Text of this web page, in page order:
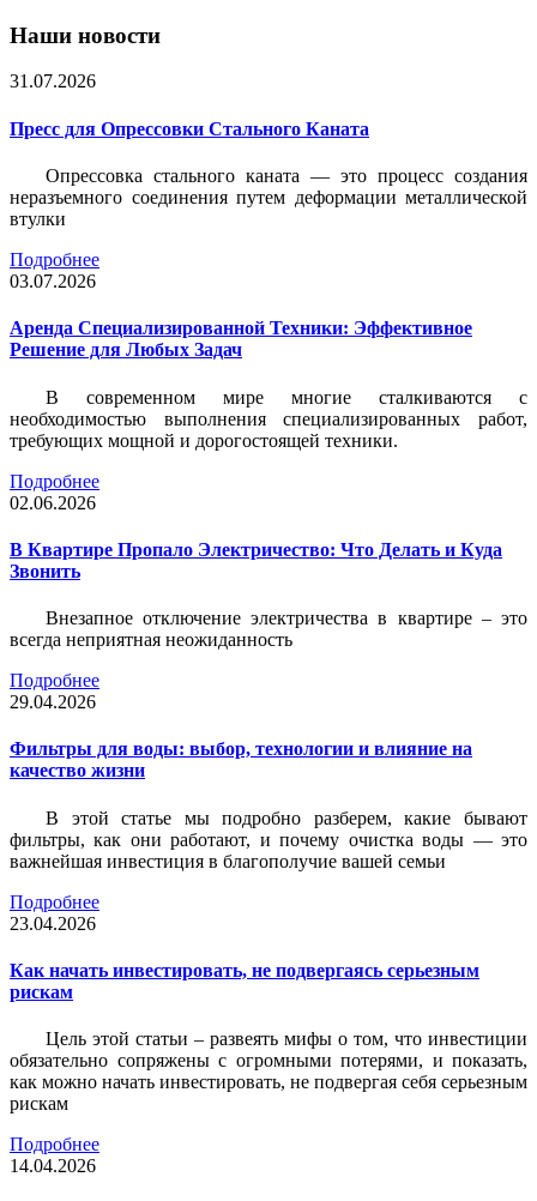
Наши новости
31.07.2026
Пресс для Опрессовки Стального Каната
Опрессовка стального каната — это процесс создания
неразъемного соединения путем деформации металлической
втулки
Подробнее
03.07.2026
Аренда Специализированной Техники: Эффективное
Решение для Любых Задач
В современном мире многие сталкиваются с
необходимостью выполнения специализированных работ,
требующих мощной и дорогостоящей техники.
Подробнее
02.06.2026
В Квартире Пропало Электричество: Что Делать и Куда
Звонить
Внезапное отключение электричества в квартире – это
всегда неприятная неожиданность
Подробнее
29.04.2026
Фильтры для воды: выбор, технологии и влияние на
качество жизни
В этой статье мы подробно разберем, какие бывают
фильтры, как они работают, и почему очистка воды — это
важнейшая инвестиция в благополучие вашей семьи
Подробнее
23.04.2026
Как начать инвестировать, не подвергаясь серьезным
рискам
Цель этой статьи – развеять мифы о том, что инвестиции
обязательно сопряжены с огромными потерями, и показать,
как можно начать инвестировать, не подвергая себя серьезным
рискам
Подробнее
14.04.2026